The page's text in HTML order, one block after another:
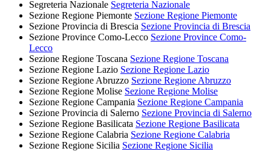
Segreteria Nazionale Segreteria Nazionale
Sezione Regione Piemonte Sezione Regione Piemonte
Sezione Provincia di Brescia Sezione Provincia di Brescia
Sezione Province Como-Lecco Sezione Province Como-
Lecco
Sezione Regione Toscana Sezione Regione Toscana
Sezione Regione Lazio Sezione Regione Lazio
Sezione Regione Abruzzo Sezione Regione Abruzzo
Sezione Regione Molise Sezione Regione Molise
Sezione Regione Campania Sezione Regione Campania
Sezione Provincia di Salerno Sezione Provincia di Salerno
Sezione Regione Basilicata Sezione Regione Basilicata
Sezione Regione Calabria Sezione Regione Calabria
Sezione Regione Sicilia Sezione Regione Sicilia